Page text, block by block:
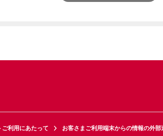
ご利用にあたって お客さまご利用端末からの情報の外部